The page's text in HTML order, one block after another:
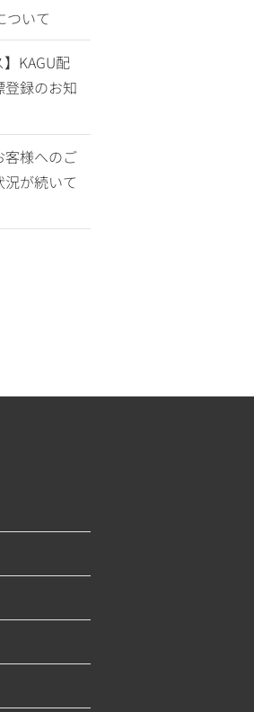
ついて
】KAGU配
登録のお知
客様へのご
が続いて